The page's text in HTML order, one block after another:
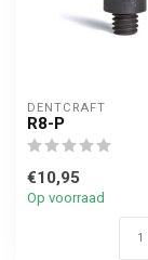
DENTCRAFT
R8-P
€10,95
Op voorraad